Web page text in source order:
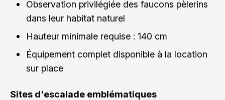
Observation privilégiée des faucons pèlerins
dans leur habitat naturel
Hauteur minimale requise : 140 cm
Équipement complet disponible à la location
sur place
Sites d'escalade emblématiques